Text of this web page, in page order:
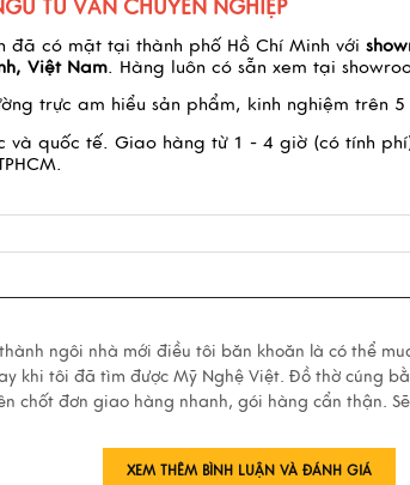
TƯ VẤN CHUYÊN NGHIỆP
đã có mặt tại thành phố Hồ Chí Minh với
Việt Nam. Hàng luôn có sẵn xem tại
trực am hiểu sản phẩm, kinh nghiệm trên
và quốc tế. Giao hàng từ 1 - 4 giờ (có tính
ngôi nhà mới điều tôi băn khoăn là có thể
khi tôi đã tìm được Mỹ Nghệ Việt. Đồ thờ cúng
chốt đơn giao hàng nhanh, gói hàng cẩn thận.
XEM THÊM BÌNH LUẬN VÀ ĐÁNH GIÁ